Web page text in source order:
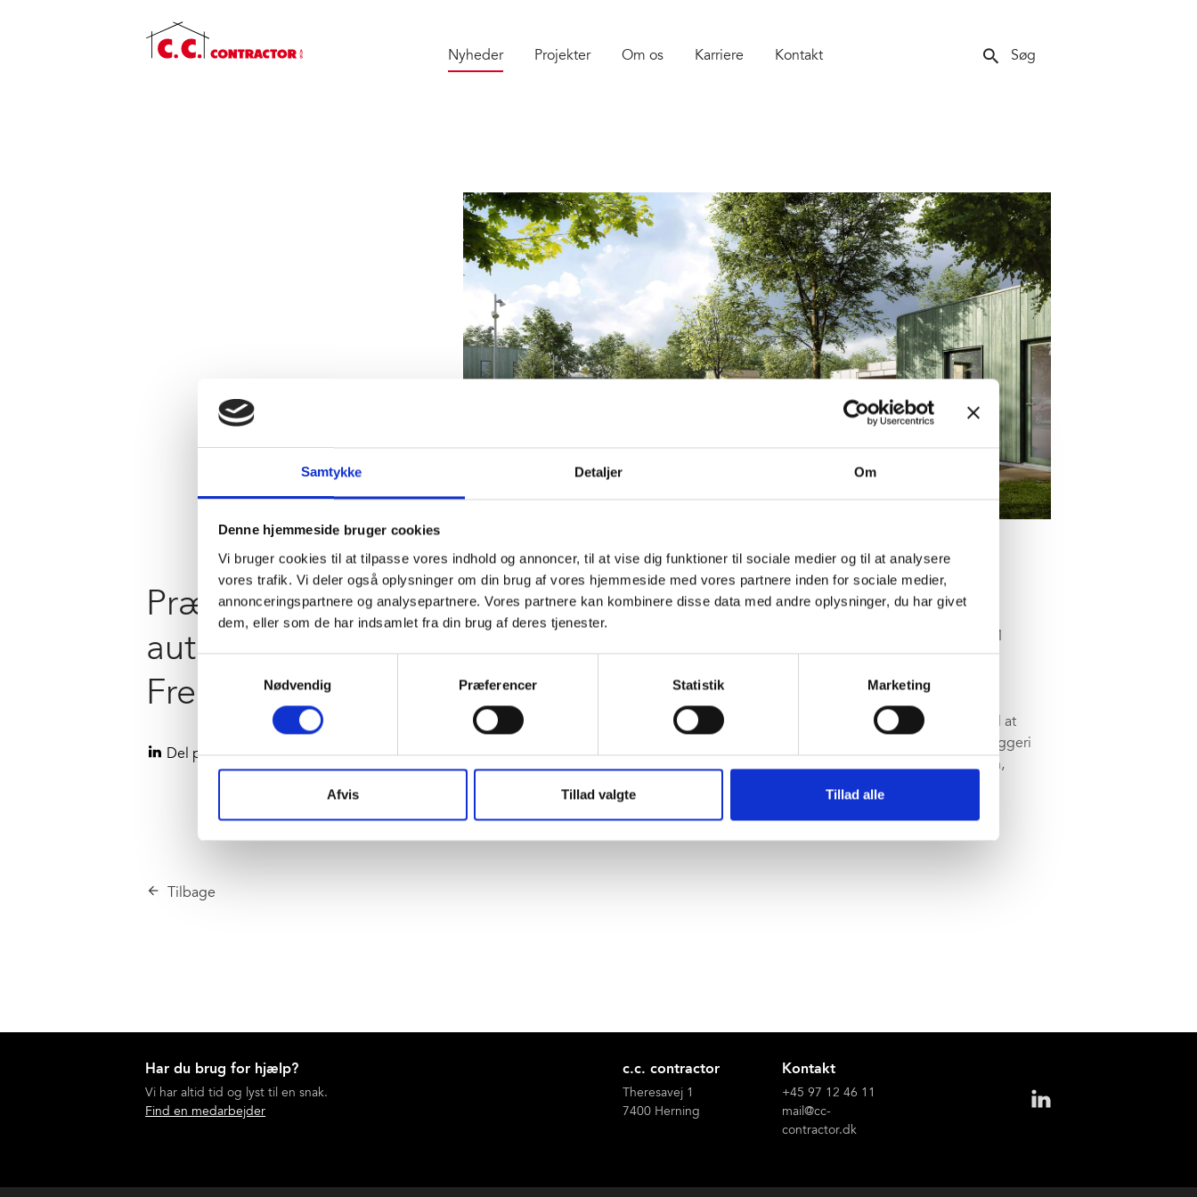
Samtykke Detaljer Om
Denne hjemmeside bruger cookies
Vi bruger cookies til at tilpasse vores indhold og annoncer, til at vise dig funktioner til sociale medier og til at analysere
vores trafik. Vi deler også oplysninger om din brug af vores hjemmeside med vores partnere inden for sociale medier,
annonceringspartnere og analysepartnere. Vores partnere kan kombinere disse data med andre oplysninger, du har givet
dem, eller som de har indsamlet fra din brug af deres tjenester.
Nødvendig
Præferencer Statistik Marketing
Afvis Tillad valgte Tillad alle
Nyheder Projekter Om os Karriere Kontakt search Søg
Prækvalificeret til
autismecenter i
Fredericia
Del på LinkedIn
17.02.2022 . PRÆKVALIFIKATION
I samarbejde med Arkitektfirmaet Frost Larsen og Ingeniørfiramet AFRY er vi blevet
prækvalificeret til konkurrencen om at opføre et nyt bo- og beskæftigelsestilbud til 21
borgere med autisme, samt etablering af ny centerbygning til autismecenter.
Byggerierne har dog et væsentligt forskelligt formål, da det ene byggeri har til formål at
etablere de mest optimale rammer for voksne borgere med autisme og det andet byggeri
har til formål at etablere en tidssvarende centerbygning indeholdende administration,
undervisning og konsulentenhed.
Tilbage
Har du brug for hjælp?
Vi har altid tid og lyst til en snak.
Find en medarbejder
c.c. contractor
Theresavej 1
7400 Herning
Kontakt
+45 97 12 46 11
mail@cc-
contractor.dk